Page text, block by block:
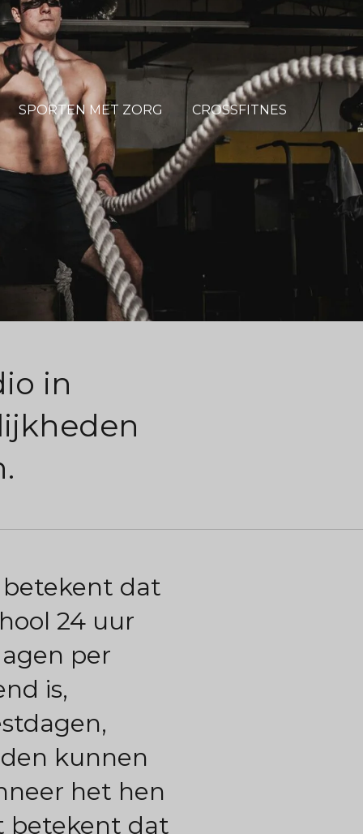
SPORTEN MET ZORG CROSSFITNES
in
dat
24 uur
per
is,
kunnen
het hen
betekent dat